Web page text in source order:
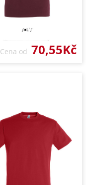
Cena od 70,55Kč